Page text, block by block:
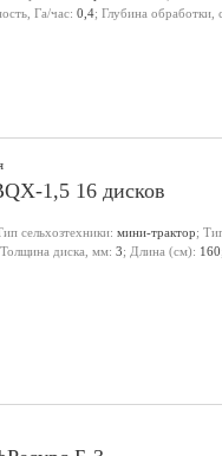
Га/час: 0,4; Глубина обработки,
1,5 16 дисков
сельхозтехники: мини-трактор;
диска, мм: 3; Длина (см): 160